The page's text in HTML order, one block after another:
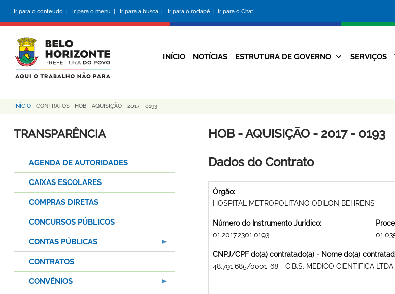
conteúdo
principal
Ir para o conteúdo | Ir para o menu | Ir para a busca | Ir para o rodapé | Ir para o Chat
da
Prefeitura
Navegação
INÍCIO NOTÍCIAS ESTRUTURA DE GOVERNO SERVIÇOS
Trilha
de
INÍCIO - CONTRATOS - HOB - AQUISIÇÃO - 2017 - 0193
HOB - AQUISIÇÃO - 2017 - 0193
Dados do Contrato
Órgão:
HOSPITAL METROPOLITANO ODILON BEHRENS
Número do Instrumento Jurídico:
01.2017.2301.0193
CNPJ/CPF do(a) contratado(a) - Nome do(a)
48.791.685/0001-68 - C.B.S. MEDICO CIENTIFICA LTDA
TRANSPARÊNCIA
AGENDA DE AUTORIDADES
CAIXAS ESCOLARES
COMPRAS DIRETAS
CONCURSOS PÚBLICOS
CONTAS PÚBLICAS
CONTRATOS
CONVÊNIOS